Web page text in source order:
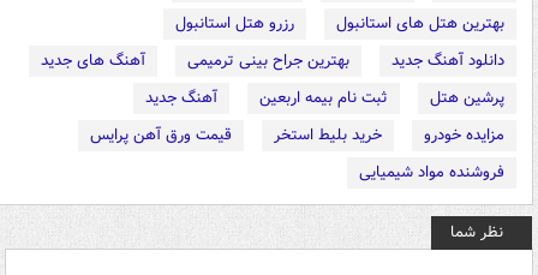
بهترین هتل های استانبول
رزرو هتل استانبول
دانلود آهنگ جدید
بهترین جراح بینی ترمیمی
آهنگ های جدید
پرشین هتل
ثبت نام بیمه اربعین
آهنگ جدید
مزایده خودرو
خرید بلیط استخر
قیمت ورق آهن پرایس
فروشنده مواد شیمیایی
نظر شما